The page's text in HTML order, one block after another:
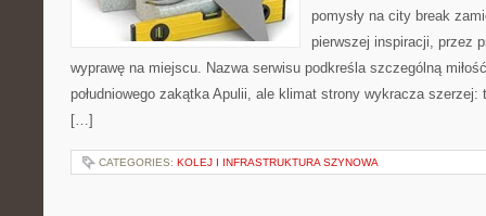
pomysły na city break
pierwszej inspiracji, przez
wyprawę na miejscu. Nazwa serwisu podkreśla szczególną
południowego zakątka Apulii, ale klimat strony wykracza szerzej:
[…]
CATEGORIES: KOLEJ I INFRASTRUKTURA SZYNOWA